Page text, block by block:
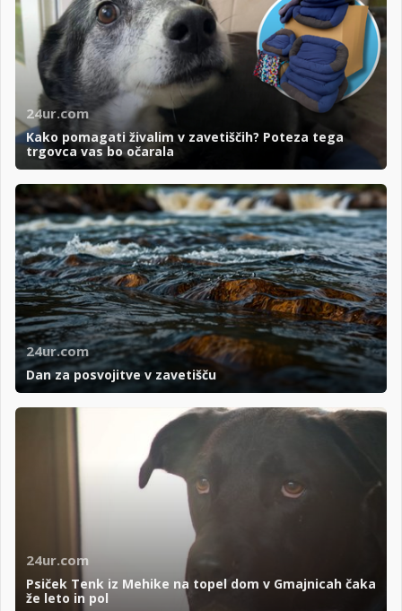
24ur.com
Kako pomagati živalim v zavetiščih? Poteza tega
trgovca vas bo očarala
24ur.com
Dan za posvojitve v zavetišču
24ur.com
Psiček Tenk iz Mehike na topel dom v Gmajnicah čaka
že leto in pol